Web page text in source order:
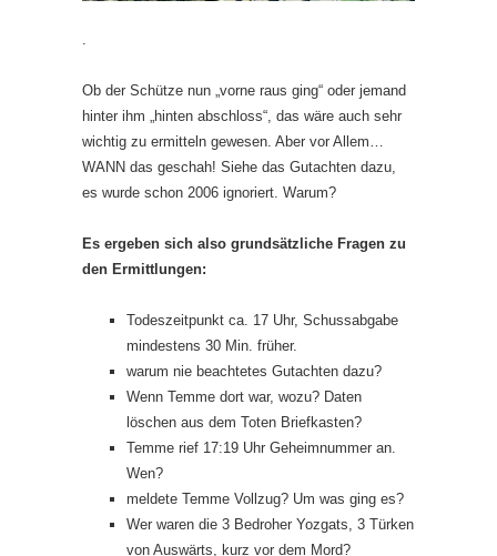
Ob der Schütze nun „vorne raus ging“ oder jemand
hinter ihm „hinten abschloss“, das wäre auch sehr
wichtig zu ermitteln gewesen. Aber vor Allem…
WANN das geschah! Siehe das Gutachten dazu,
es wurde schon 2006 ignoriert. Warum?
Es ergeben sich also grundsätzliche Fragen zu
den Ermittlungen:
Todeszeitpunkt ca. 17 Uhr, Schussabgabe
mindestens 30 Min. früher.
warum nie beachtetes Gutachten dazu?
Wenn Temme dort war, wozu? Daten
löschen aus dem Toten Briefkasten?
Temme rief 17:19 Uhr Geheimnummer an.
Wen?
meldete Temme Vollzug? Um was ging es?
Wer waren die 3 Bedroher Yozgats, 3 Türken
von Auswärts, kurz vor dem Mord?